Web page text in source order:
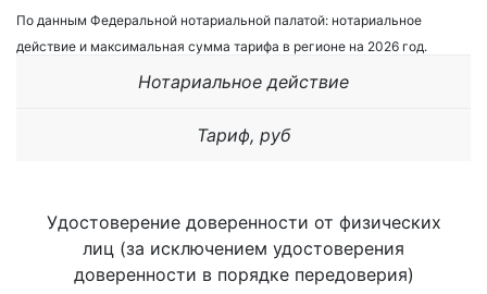
По данным Федеральной нотариальной палатой: нотариальное
действие и максимальная сумма тарифа в регионе на 2026 год.
Нотариальное действие
Тариф, руб
Удостоверение доверенности от физических
лиц (за исключением удостоверения
доверенности в порядке передоверия)